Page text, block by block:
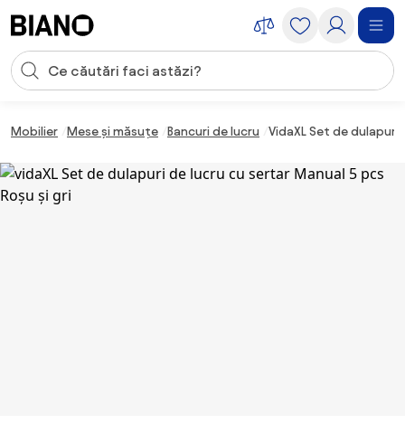
Introducerea căutării
Mobilier Mese și măsuțe Bancuri de lucru VidaXL Set de dulapuri